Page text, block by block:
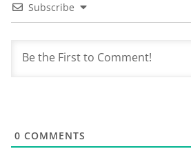
Subscribe
0 COMMENTS